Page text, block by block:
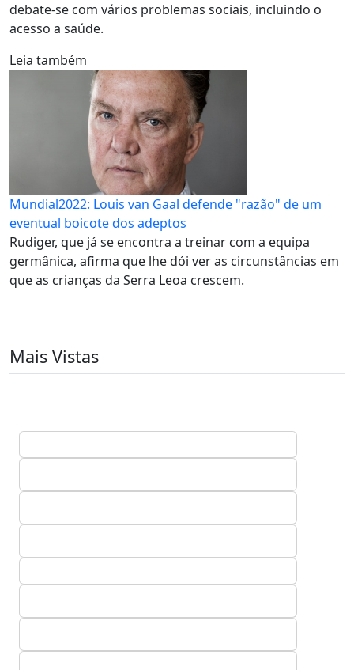
debate-se com vários problemas sociais, incluindo o
acesso a saúde.
Leia também
Mundial2022: Louis van Gaal defende "razão" de um
eventual boicote dos adeptos
Rudiger, que já se encontra a treinar com a equipa
germânica, afirma que lhe dói ver as circunstâncias em
que as crianças da Serra Leoa crescem.
Mais Vistas